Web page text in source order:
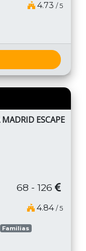
4.73 / 5
ESCAPE
68 - 126
4.84 / 5
Familias